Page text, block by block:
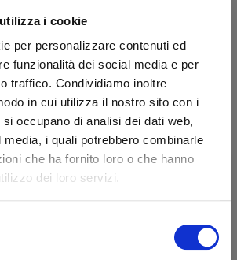
i cookie
per personalizzare contenuti ed
funzionalità dei social media e per
traffico. Condividiamo inoltre
in cui utilizza il nostro sito con i
occupano di analisi dei dati web,
media, i quali potrebbero combinarle
che ha fornito loro o che hanno
dei loro servizi.
AL CARRELLO